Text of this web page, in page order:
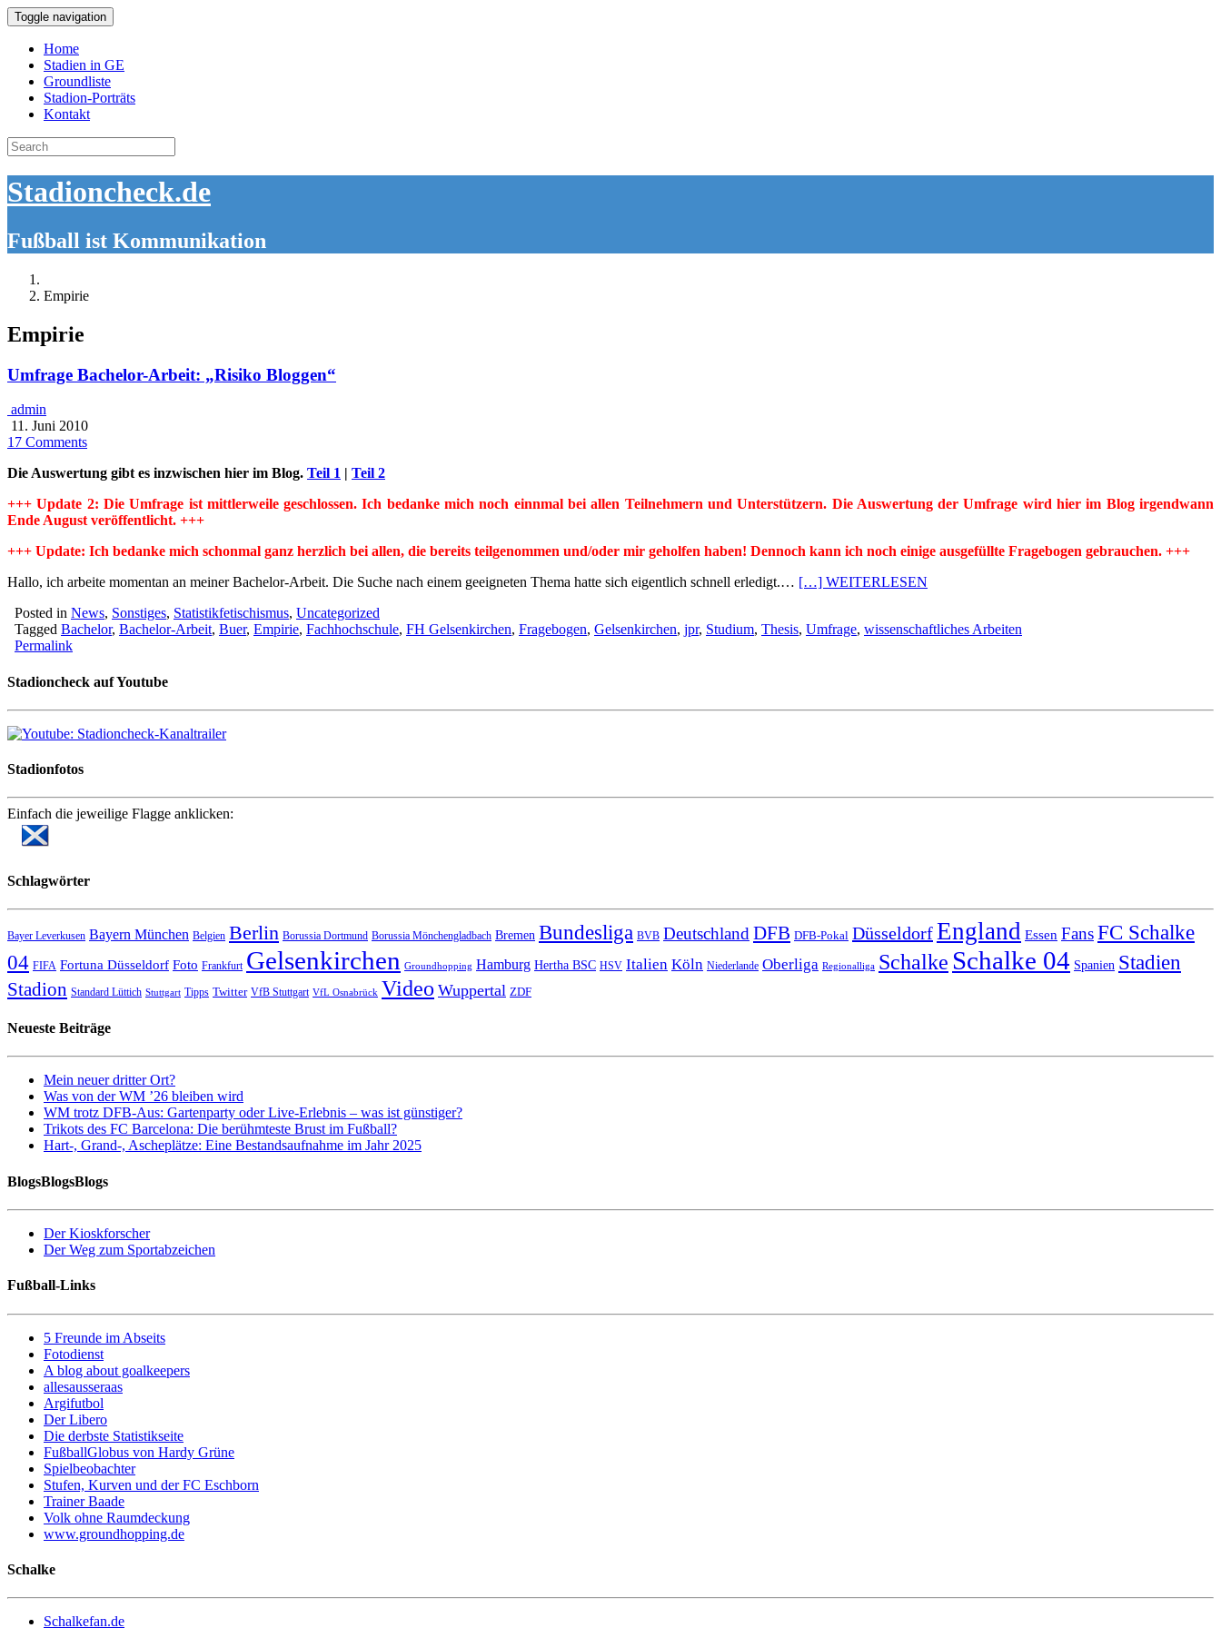
Toggle navigation
Home
Stadien in GE
Groundliste
Stadion-Porträts
Kontakt
Search
for:
Stadioncheck.de
Fußball ist Kommunikation
Empirie
Empirie
Umfrage Bachelor-Arbeit: „Risiko Bloggen“
admin
11. Juni 2010
17 Comments
Die Auswertung gibt es inzwischen hier im Blog. Teil 1 | Teil 2
+++ Update 2: Die Umfrage ist mittlerweile geschlossen. Ich bedanke mich noch einnmal bei allen Teilnehmern und Unterstützern. Die Auswertung der Umfrage wird hier im Blog irgendwann
Ende August veröffentlicht. +++
+++ Update: Ich bedanke mich schonmal ganz herzlich bei allen, die bereits teilgenommen und/oder mir geholfen haben! Dennoch kann ich noch einige ausgefüllte Fragebogen gebrauchen. +++
Hallo, ich arbeite momentan an meiner Bachelor-Arbeit. Die Suche nach einem geeigneten Thema hatte sich eigentlich schnell erledigt.… […] WEITERLESEN
Posted in News, Sonstiges, Statistikfetischismus, Uncategorized
Tagged Bachelor, Bachelor-Arbeit, Buer, Empirie, Fachhochschule, FH Gelsenkirchen, Fragebogen, Gelsenkirchen, jpr, Studium, Thesis, Umfrage, wissenschaftliches Arbeiten
Permalink
Stadioncheck auf Youtube
Stadionfotos
Einfach die jeweilige Flagge anklicken:
Schlagwörter
Bayer Leverkusen Bayern München Belgien Berlin Borussia Dortmund Borussia Mönchengladbach Bremen Bundesliga BVB Deutschland DFB DFB-Pokal DüsseldorfEngland Essen FansFC Schalke
04 FIFA Fortuna Düsseldorf Foto Frankfurt Gelsenkirchen Groundhopping Hamburg Hertha BSC HSV Italien Köln Niederlande Oberliga Regionalliga Schalke Schalke 04 Spanien Stadien
Stadion Standard Lüttich Stuttgart Tipps Twitter VfB Stuttgart VfL Osnabrück Video Wuppertal ZDF
Neueste Beiträge
Mein neuer dritter Ort?
Was von der WM ’26 bleiben wird
WM trotz DFB-Aus: Gartenparty oder Live-Erlebnis – was ist günstiger?
Trikots des FC Barcelona: Die berühmteste Brust im Fußball?
Hart-, Grand-, Ascheplätze: Eine Bestandsaufnahme im Jahr 2025
BlogsBlogsBlogs
Der Kioskforscher
Der Weg zum Sportabzeichen
Fußball-Links
5 Freunde im Abseits
Fotodienst
A blog about goalkeepers
allesausseraas
Argifutbol
Der Libero
Die derbste Statistikseite
FußballGlobus von Hardy Grüne
Spielbeobachter
Stufen, Kurven und der FC Eschborn
Trainer Baade
Volk ohne Raumdeckung
www.groundhopping.de
Schalke
Schalkefan.de